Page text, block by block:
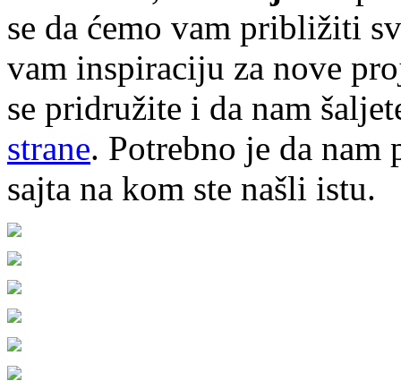
se da ćemo vam približiti
vam inspiraciju za nove
se pridružite i da nam
strane. Potrebno je da
sajta na kom ste našli istu.